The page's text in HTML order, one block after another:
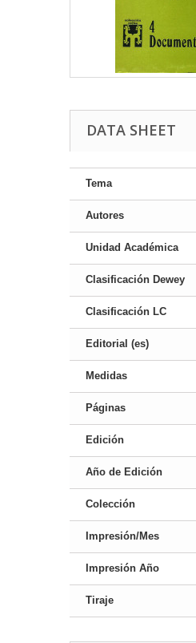
DATA SHEET
Tema
Autores
Unidad Académica
Clasificación Dewey
Clasificación LC
Editorial (es)
Medidas
Páginas
Edición
Año de Edición
Colección
Impresión/Mes
Impresión Año
Tiraje